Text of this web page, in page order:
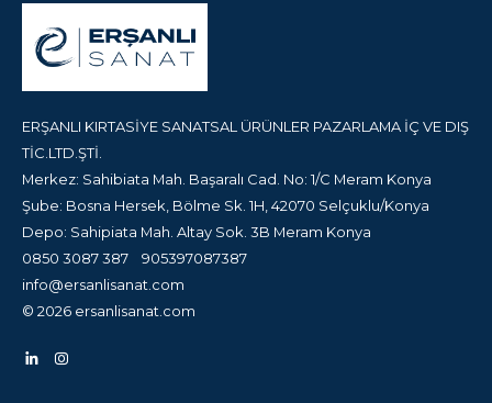
ERŞANLI KIRTASİYE SANATSAL ÜRÜNLER PAZARLAMA İÇ VE DIŞ
TİC.LTD.ŞTİ.
Merkez: Sahibiata Mah. Başaralı Cad. No: 1/C Meram Konya
Şube: Bosna Hersek, Bölme Sk. 1H, 42070 Selçuklu/Konya
Depo: Sahipiata Mah. Altay Sok. 3B Meram Konya
0850 3087 387
905397087387
info@ersanlisanat.com
© 2026 ersanlisanat.com